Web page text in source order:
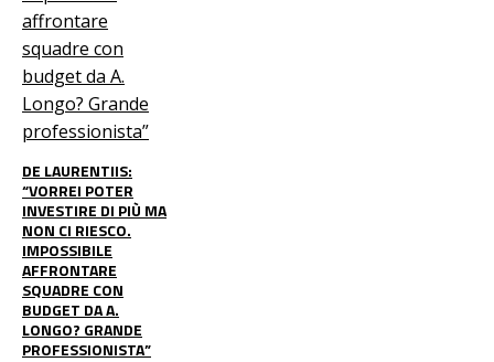
DE LAURENTIIS:
“VORREI POTER
INVESTIRE DI PIÙ MA
NON CI RIESCO.
IMPOSSIBILE
AFFRONTARE
SQUADRE CON
BUDGET DA A.
LONGO? GRANDE
PROFESSIONISTA”